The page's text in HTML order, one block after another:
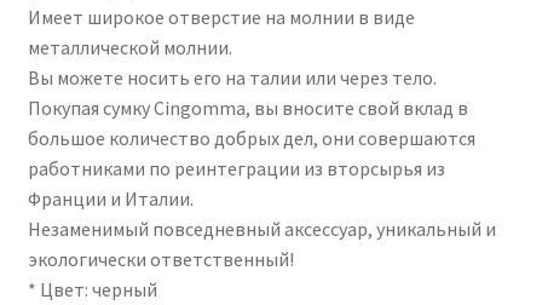
Имеет широкое отверстие на молнии в виде
металлической молнии.
Вы можете носить его на талии или через тело.
Покупая сумку Cingomma, вы вносите свой вклад в
большое количество добрых дел, они совершаются
работниками по реинтеграции из вторсырья из
Франции и Италии.
Незаменимый повседневный аксессуар, уникальный и
экологически ответственный!
* Цвет: черный